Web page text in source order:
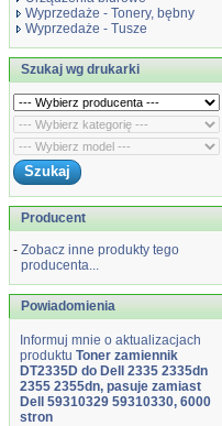
Wyprzedaże - Tonery, bębny
Wyprzedaże - Tusze
Szukaj wg drukarki
Producent
- Zobacz inne produkty tego
producenta...
Powiadomienia
Informuj mnie o aktualizacjach
produktu Toner zamiennik
DT2335D do Dell 2335 2335dn
2355 2355dn, pasuje zamiast
Dell 59310329 59310330, 6000
stron